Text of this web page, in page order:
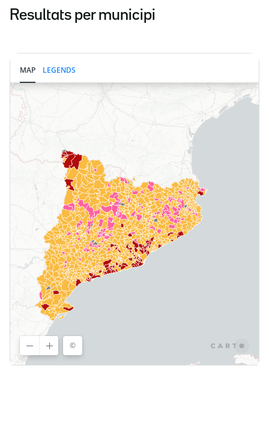
Resultats per municipi